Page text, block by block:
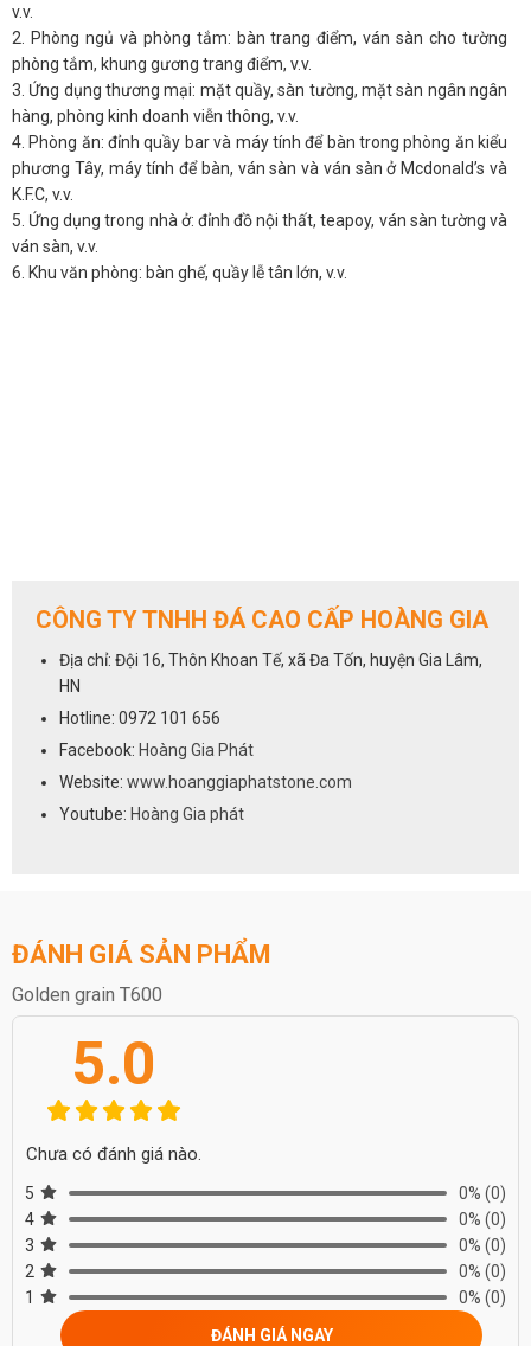
v.v.
2. Phòng ngủ và phòng tắm: bàn trang điểm, ván sàn cho tường
phòng tắm, khung gương trang điểm, v.v.
3. Ứng dụng thương mại: mặt quầy, sàn tường, mặt sàn ngân ngân
hàng, phòng kinh doanh viễn thông, v.v.
4. Phòng ăn: đỉnh quầy bar và máy tính để bàn trong phòng ăn kiểu
phương Tây, máy tính để bàn, ván sàn và ván sàn ở Mcdonald’s và
K.F.C, v.v.
5. Ứng dụng trong nhà ở: đỉnh đồ nội thất, teapoy, ván sàn tường và
ván sàn, v.v.
6. Khu văn phòng: bàn ghế, quầy lễ tân lớn, v.v.
CÔNG TY TNHH ĐÁ CAO CẤP HOÀNG GIA
Địa chỉ: Đội 16, Thôn Khoan Tế, xã Đa Tốn, huyện Gia Lâm,
HN
Hotline: 0972 101 656
Facebook: Hoàng Gia Phát
Website: www.hoanggiaphatstone.com
Youtube: Hoàng Gia phát
ĐÁNH GIÁ SẢN PHẨM
Golden grain T600
5.0
Chưa có đánh giá nào.
5 0% (0)
4
0% (0)
3
0% (0)
2
0% (0)
1
0% (0)
ĐÁNH GIÁ NGAY